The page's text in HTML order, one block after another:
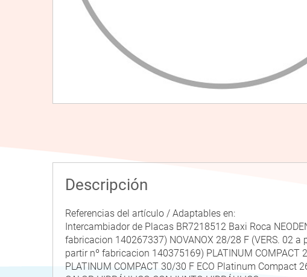
Descripción
Referencias del artículo / Adaptables en:
Intercambiador de Placas BR7218512 Baxi Roca
fabricacion 140267337) NOVANOX 28/28 F (VERS. 02
partir nº fabricacion 140375169) PLATINUM COMPACT
PLATINUM COMPACT 30/30 F ECO Platinum Compact